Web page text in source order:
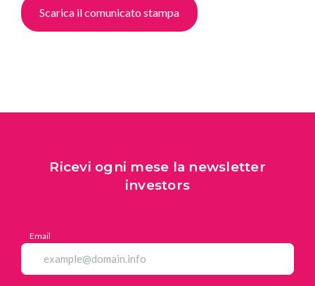
Scarica il comunicato stampa
Ricevi ogni mese la newsletter
investors
Email